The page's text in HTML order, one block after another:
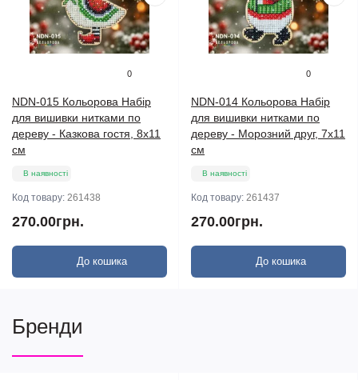
0
NDN-015 Кольорова Набір
для вишивки нитками по
дереву - Казкова гостя, 8х11
см
В наявності
Код товару: 261438
270.00грн.
До кошика
0
NDN-014 Кольорова Набір
для вишивки нитками по
дереву - Морозний друг, 7х11
см
В наявності
Код товару: 261437
270.00грн.
До кошика
Бренди